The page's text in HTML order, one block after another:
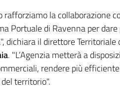
rafforziamo la collaborazione
Portuale di Ravenna per
dichiara il direttore Territoriale
. "L’Agenzia metterà a
rendere più
territorio".